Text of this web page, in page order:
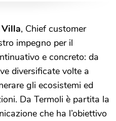
, Chief customer
impegno per il
e concreto: da
diversificate volte a
gli ecosistemi ed
Da Termoli è partita la
che ha l’obiettivo